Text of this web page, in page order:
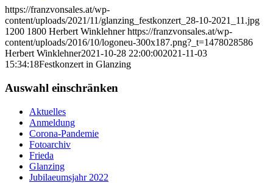
https://franzvonsales.at/wp-
content/uploads/2021/11/glanzing_festkonzert_28-10-2021_11.jpg
1200 1800 Herbert Winklehner https://franzvonsales.at/wp-
content/uploads/2016/10/logoneu-300x187.png?_t=1478028586
Herbert Winklehner2021-10-28 22:00:002021-11-03
15:34:18Festkonzert in Glanzing
Auswahl einschränken
Aktuelles
Anmeldung
Corona-Pandemie
Fotoarchiv
Frieda
Glanzing
Jubilaeumsjahr 2022